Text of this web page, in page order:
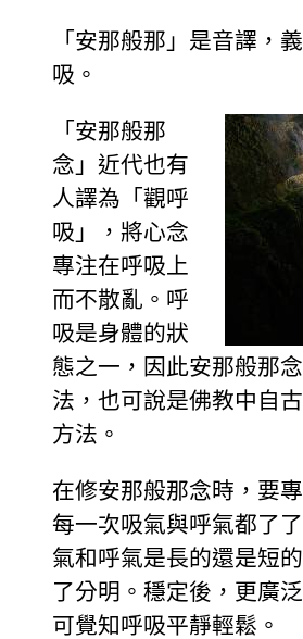
「安那般那」是音譯，
吸。
「安那般那
念」近代也有
人譯為「觀呼
吸」，將心念
專注在呼吸上
而不散亂。呼
吸是身體的狀
態之一，因此安那般那
法，也可說是佛教中自
方法。
在修安那般那念時，要
每一次吸氣與呼氣都了
氣和呼氣是長的還是短
了分明。穩定後，更廣
可覺知呼吸平靜輕鬆。